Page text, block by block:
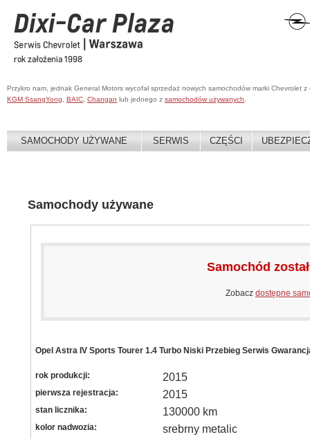
Przykro nam, jednak General Motors wycofał sprzedaż nowych samochodów marki Chevrolet
KGM SsangYong
BAIC Changan lub jednego z samochodów używanych
SAMOCHODY UŻYWANE SERWIS CZĘŚCI
Samochody używane
Samochód
Zobacz dostępne
Opel Astra IV Sports Tourer 1.4 Turbo Niski Przebieg Serwis
rok produkcji: 2015
pierwsza rejestracja: 2015
stan licznika: 130000 km
kolor nadwozia: srebrny metalic